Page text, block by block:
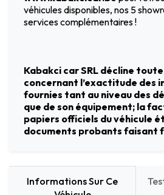
véhicules disponibles, nos 5
services complémentaires !
Kabakci car SRL décline
concernant l’exactitude des
fournies tant au niveau des
que de son équipement; la
papiers officiels du véhicule
documents probants faisant
Informations Sur Ce